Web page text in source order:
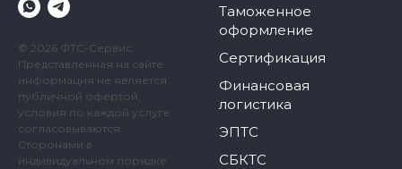
© 2026 ФТС-Сервис
Представленная на сайте
информация не является
публичной офертой,
условия по каждой услуге
согласовываются
Сторонами в
индивидуальном порядке
Таможенное
оформление
Сертификация
Финансовая
логистика
ЭПТС
СБКТС